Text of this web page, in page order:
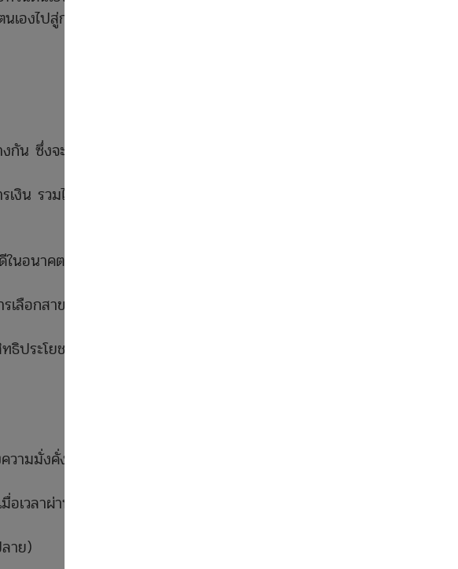
องไปสู่การ
น ซึ่งจะส่งผล
งิน รวมไปถึง
นอนาคต (ม.
อกสาขาวิชา
ประโยชน์
ามมั่งคั่ง (ม.
วลาผ่านไป
าย)